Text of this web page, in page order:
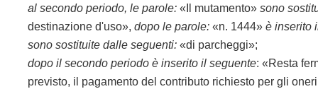
al secondo periodo, le parole: «Il mutamento»sono
destinazione d'uso»,dopo le parole: «n. 1444»è inserito
sono sostituite dalle seguenti: «di parcheggi»;
dopo il secondo periodo è inserito il seguente: «Resta
previsto, il pagamento del contributo richiesto per gli